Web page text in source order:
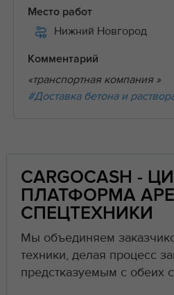
Место работ
Нижний Новгород
Комментарий
«транспортная компания »
#Доставка бетона и
CARGOCASH -
ПЛАТФОРМА
СПЕЦТЕХНИКИ
Мы объединяем
техники, делая процесс
предстказуемым с обеих